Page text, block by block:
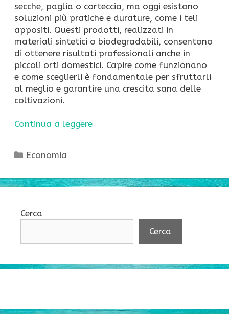
secche, paglia o corteccia, ma oggi esistono
soluzioni più pratiche e durature, come i teli
appositi. Questi prodotti, realizzati in
materiali sintetici o biodegradabili, consentono
di ottenere risultati professionali anche in
piccoli orti domestici. Capire come funzionano
e come sceglierli è fondamentale per sfruttarli
al meglio e garantire una crescita sana delle
coltivazioni.
Continua a leggere
Categorie
Economia
Cerca
Cerca